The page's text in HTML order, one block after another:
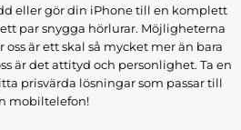
eller gör din iPhone till en komplett
par snygga hörlurar. Möjligheterna
oss är ett skal så mycket mer än bara
är det attityd och personlighet. Ta en
prisvärda lösningar som passar till
mobiltelefon!